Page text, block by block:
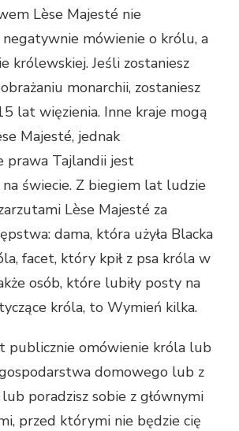
Lèse Majesté nie
negatywnie mówienie o królu, a
królewskiej. Jeśli zostaniesz
monarchii, zostaniesz
lat więzienia. Inne kraje mogą
Majesté, jednak
prawa Tajlandii jest
świecie. Z biegiem lat ludzie
Lèse Majesté za
dama, która użyła Blacka
facet, który kpił z psa króla w
osób, które lubiły posty na
króla, to Wymień kilka.
publicznie omówienie króla lub
domowego lub z
lub poradzisz sobie z głównymi
przed którymi nie będzie cię